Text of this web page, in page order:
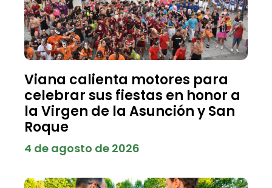
Viana calienta motores para
celebrar sus fiestas en honor a
la Virgen de la Asunción y San
Roque
4 de agosto de 2026